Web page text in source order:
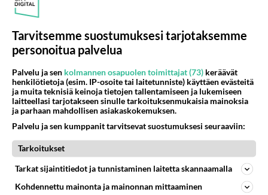
seksuaalisuus ja mitä se käytännössä on jne. Haluan
18.10.2015 19:33 5 366
LESBO, GAY, BI JA TRANS Vastattu 2v
Mistä tietää olevansa bi?
Olen onnellisessa avoliitossa miehen kanssa, ollut jo
useita vuosia. Olen miettinyt että olenko bi, vaikka en
koskaan ol...
25.03.2004 07:10
BI Vastattu 2v
Tarvitsemme suostumuksesi tarjotaksemme
personoitua palvelua
Palvelu ja sen kolmannen osapuolen toimittajat (73) keräävät
henkilötietoja (esim. IP-osoite tai laitetunniste) käyttäen evästeitä
ja muita teknisiä keinoja tietojen tallentamiseen ja lukemiseen
laitteellasi tarjotakseen sinulle tarkoituksenmukaisia mainoksia
ja parhaan mahdollisen asiakaskokemuksen.
Palvelu ja sen kumppanit tarvitsevat suostumuksesi seuraaviin:
Tarkoitukset
Tarkat sijaintitiedot ja tunnistaminen laitetta skannaamalla
Kohdennettu mainonta ja mainonnan mittaaminen